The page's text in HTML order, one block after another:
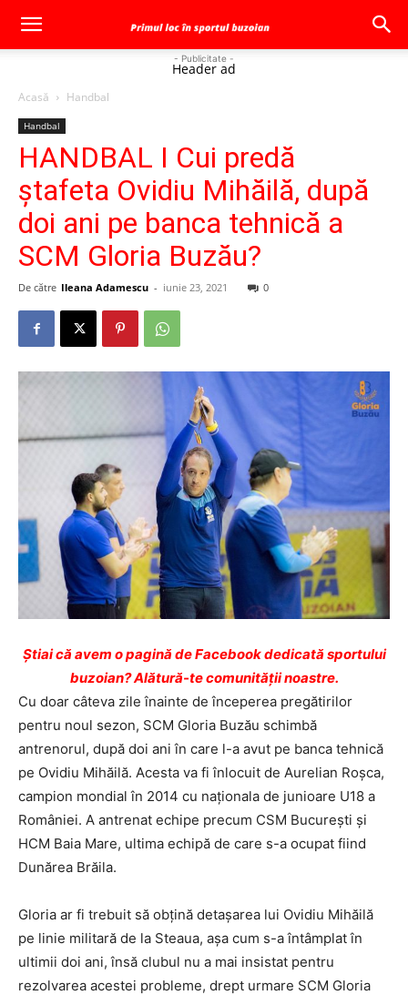
- Publicitate -
Header ad
Acasă Handbal
Handbal
HANDBAL I Cui predă
ștafeta Ovidiu Mihăilă, după
doi ani pe banca tehnică a
SCM Gloria Buzău?
De către Ileana Adamescu - iunie 23, 2021 0
Ştiai că avem o pagină de Facebook dedicată sportului
buzoian? Alătură-te comunității noastre.
Cu doar câteva zile înainte de începerea pregătirilor
pentru noul sezon, SCM Gloria Buzău schimbă
antrenorul, după doi ani în care l-a avut pe banca tehnică
pe Ovidiu Mihăilă. Acesta va fi înlocuit de Aurelian Roșca,
campion mondial în 2014 cu naționala de junioare U18 a
României. A antrenat echipe precum CSM București și
HCM Baia Mare, ultima echipă de care s-a ocupat fiind
Dunărea Brăila.
Gloria ar fi trebuit să obțină detașarea lui Ovidiu Mihăilă
pe linie militară de la Steaua, așa cum s-a întâmplat în
ultimii doi ani, însă clubul nu a mai insistat pentru
rezolvarea acestei probleme, drept urmare SCM Gloria